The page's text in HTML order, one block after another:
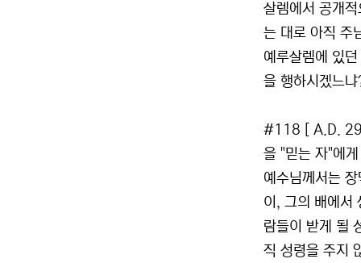
살렘에서 공개
는 대로 아직 주
예루살렘에 있
을 행하시겠느
#118 [ A.D. 29
을 "믿는 자"에
예수님께서는
이, 그의 배에서
람들이 받게 될
직 성령을 주지